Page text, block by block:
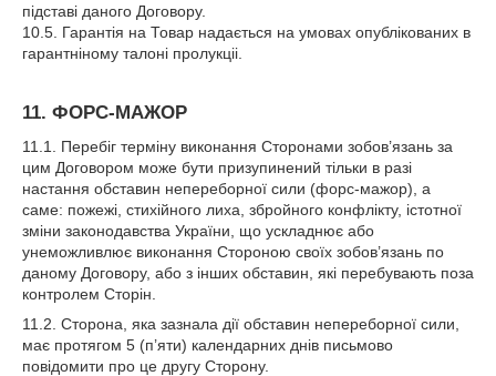
підставі даного Договору.
10.5. Гарантія на Товар надається на умовах опублікованих в
гарантніному талоні пролукціі.
11. ФОРС-МАЖОР
11.1. Перебіг терміну виконання Сторонами зобов’язань за
цим Договором може бути призупинений тільки в разі
настання обставин непереборної сили (форс-мажор), а
саме: пожежі, стихійного лиха, збройного конфлікту, істотної
зміни законодавства України, що ускладнює або
унеможливлює виконання Стороною своїх зобов’язань по
даному Договору, або з інших обставин, які перебувають поза
контролем Сторін.
11.2. Сторона, яка зазнала дії обставин непереборної сили,
має протягом 5 (п’яти) календарних днів письмово
повідомити про це другу Сторону.